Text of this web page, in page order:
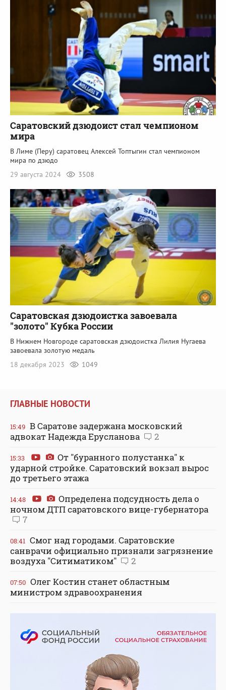
Саратовский дзюдоист стал чемпионом
мира
В Лиме (Перу) саратовец Алексей Топтыгин стал чемпионом
мира по дзюдо
29 августа 2024
3508
Саратовская дзюдоистка завоевала
"золото" Кубка России
В Нижнем Новгороде саратовская дзюдоистка Лилия Нугаева
завоевала золотую медаль
18 декабря 2023
1049
ГЛАВНЫЕ НОВОСТИ
15:49 В Саратове задержана московский
адвокат Надежда Ерусланова
2
15:33
От "буранного полустанка" к
ударной стройке. Саратовский вокзал вырос
до третьего этажа
14:48
Определена подсудность дела о
ночном ДТП саратовского вице-губернатора
7
08:41 Смог над городами. Саратовские
санврачи официально признали загрязнение
воздуха "Ситиматиком"
2
07:50 Олег Костин станет областным
министром здравоохранения